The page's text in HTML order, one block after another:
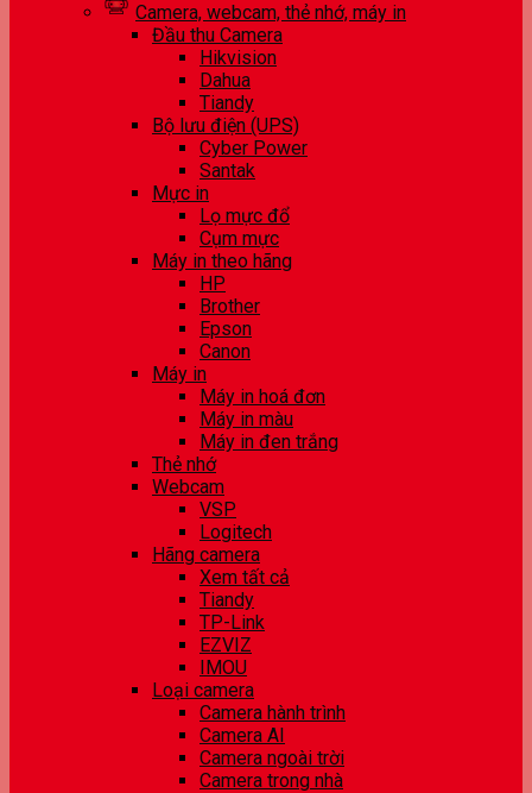
Camera, webcam, thẻ nhớ, máy in
Đầu thu Camera
Hikvision
Dahua
Tiandy
Bộ lưu điện (UPS)
Cyber Power
Santak
Mực in
Lọ mực đổ
Cụm mực
Máy in theo hãng
HP
Brother
Epson
Canon
Máy in
Máy in hoá đơn
Máy in màu
Máy in đen trắng
Thẻ nhớ
Webcam
VSP
Logitech
Hãng camera
Xem tất cả
Tiandy
TP-Link
EZVIZ
IMOU
Loại camera
Camera hành trình
Camera AI
Camera ngoài trời
Camera trong nhà